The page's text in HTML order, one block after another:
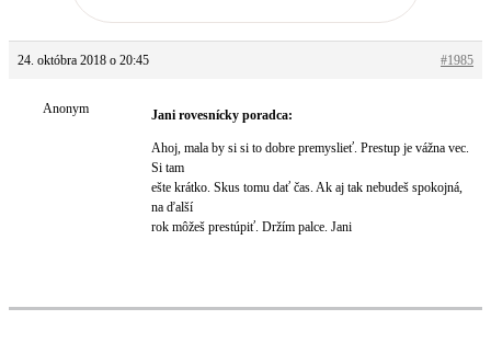
24. októbra 2018 o 20:45 #1985
Anonym Jani rovesnícky poradca:
Ahoj, mala by si si to dobre premyslieť. Prestup je vážna vec.
Si tam
ešte krátko. Skus tomu dať čas. Ak aj tak nebudeš spokojná,
na ďalší
rok môžeš prestúpiť. Držím palce. Jani